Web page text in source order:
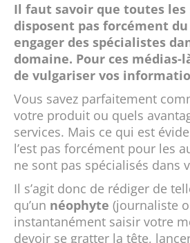
Il faut savoir que toutes les
disposent pas forcément
engager des spécialistes
domaine. Pour ces médias-
de vulgariser vos
Vous savez parfaitement
votre produit ou quels
services. Mais ce qui est
l’est pas forcément pour les
ne sont pas spécialisés dans
Il s’agit donc de rédiger de
qu’un néophyte (journaliste
instantanément saisir votre
devoir se gratter la tête,